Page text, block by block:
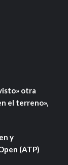
otra
el terreno»,
y
(ATP)